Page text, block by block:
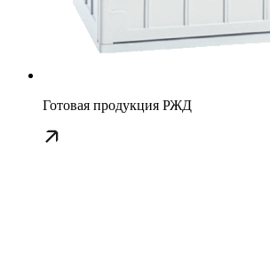
Готовая продукция РЖД